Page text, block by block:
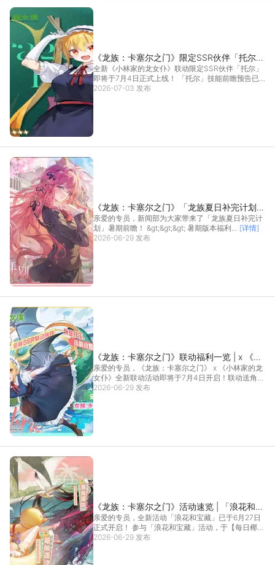
《龙族：卡塞尔之门》限定SSR伙伴「托尔」
技能前瞻预告
全新《小林家的龙女仆》联动限定SSR伙伴「托尔」
即将于7月4日正式上线！ 「托尔」技能前瞻预告已
送达... [详情]
2026-07-03 发布
《龙族：卡塞尔之门》「龙族夏日补完计划」
暑期前瞻
亲爱的专员，新闻部为大家带来了「龙族夏日补完计
划」暑期前瞻！ &gt;&gt;&gt; 暑期版本福利...
[详情]
2026-06-29 发布
《龙族：卡塞尔之门》联动福利一览 | x 《小
林家的龙女仆》联动福利合集！
亲爱的专员，《龙族：卡塞尔之门》 x 《小林家的龙
女仆》全新联动活动即将于7月4日开启！联动送角
色，... [详情]
2026-06-29 发布
《龙族：卡塞尔之门》活动速览 | 「浪花和宝
藏」活动详情
亲爱的专员，全新活动「浪花和宝藏」已于6月27日
正式开启！ 参与「浪花和宝藏」活动，于【每日椰
冰】解... [详情]
2026-06-29 发布